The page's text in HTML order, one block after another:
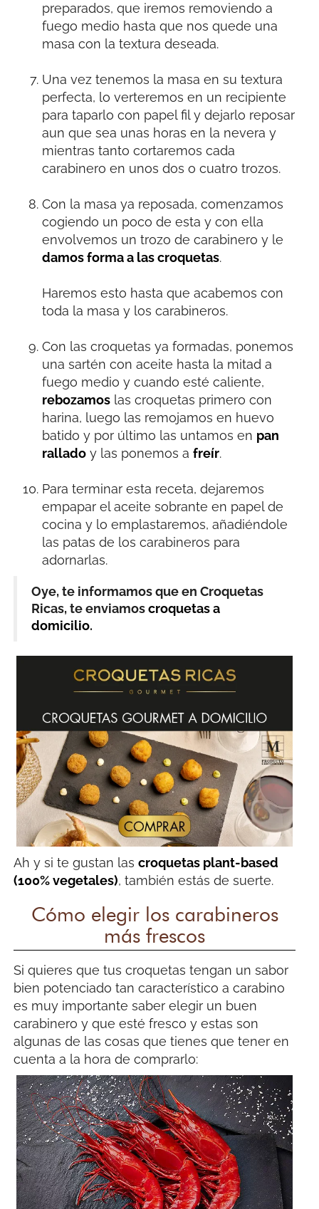
preparados, que iremos removiendo a
fuego medio hasta que nos quede una
masa con la textura deseada.
Una vez tenemos la masa en su textura
perfecta, lo verteremos en un recipiente
para taparlo con papel fil y dejarlo reposar
aun que sea unas horas en la nevera y
mientras tanto cortaremos cada
carabinero en unos dos o cuatro trozos.
Con la masa ya reposada, comenzamos
cogiendo un poco de esta y con ella
envolvemos un trozo de carabinero y le
damos forma a las croquetas.
Haremos esto hasta que acabemos con
toda la masa y los carabineros.
Con las croquetas ya formadas, ponemos
una sartén con aceite hasta la mitad a
fuego medio y cuando esté caliente,
rebozamos las croquetas primero con
harina, luego las remojamos en huevo
batido y por último las untamos en pan
rallado y las ponemos afreír.
Para terminar esta receta, dejaremos
empapar el aceite sobrante en papel de
cocina y lo emplastaremos, añadiéndole
las patas de los carabineros para
adornarlas.
Oye, te informamos que en Croquetas
Ricas, te enviamoscroquetas a
domicilio.
Ah y si te gustan lascroquetas plant-based
(100% vegetales), también estás de suerte.
Cómo elegir los carabineros
más frescos
Si quieres que tus croquetas tengan un sabor
bien potenciado tan característico a carabino
es muy importante saber elegir un buen
carabinero y que esté fresco y estas son
algunas de las cosas que tienes que tener en
cuenta a la hora de comprarlo: